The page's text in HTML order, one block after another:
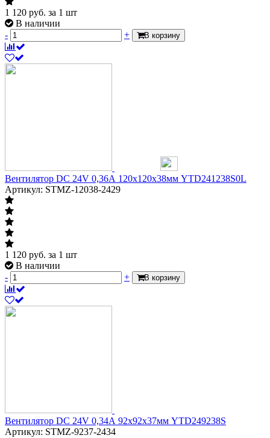
1 120 руб. за 1 шт
В наличии
-
+ В корзину
Вентилятор DC 24V 0,36А 120х120х38мм YTD241238S0L
Артикул: STMZ-12038-2429
1 120 руб. за 1 шт
В наличии
-
+ В корзину
Вентилятор DC 24V 0,34А 92х92х37мм YTD249238S
Артикул: STMZ-9237-2434